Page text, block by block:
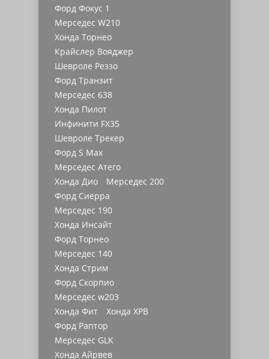
Форд Фокус 1
Мерседес W210
Хонда Торнео
Крайслер Вояджер
Шевроле Реззо
Форд Транзит
Мерседес 638
Хонда Пилот
Инфинити FX35
Шевроле Трекер
Форд S Max
Мерседес Атего
Хонда Дио
Мерседес 200
Форд Сиерра
Мерседес 190
Хонда Инсайт
Форд Торнео
Мерседес 140
Хонда Стрим
Форд Скорпио
Мерседес w203
Хонда Фит
Хонда ХРВ
Форд Раптор
Мерседес GLK
Хонда Айрвев